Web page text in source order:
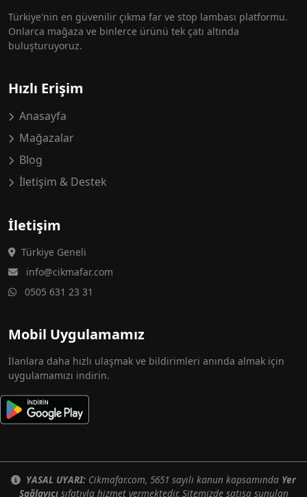
Türkiye'nin en güvenilir çıkma far ve stop lambası platformu.
Onlarca mağaza ve binlerce ürünü tek çatı altında
buluşturuyoruz.
Hızlı Erişim
Anasayfa
Mağazalar
Blog
İletişim & Destek
İletişim
Türkiye Geneli
info@cikmafar.com
0505 631 23 31
Mobil Uygulamamız
İlanlara daha hızlı ulaşmak ve bildirimleri anında almak için
uygulamamızı indirin.
YASAL UYARI: Cikmafar.com, 5651 sayılı kanun kapsamında Yer
Sağlayıcısıfatıyla hizmet vermektedir. Sitemizde satışa sunulan